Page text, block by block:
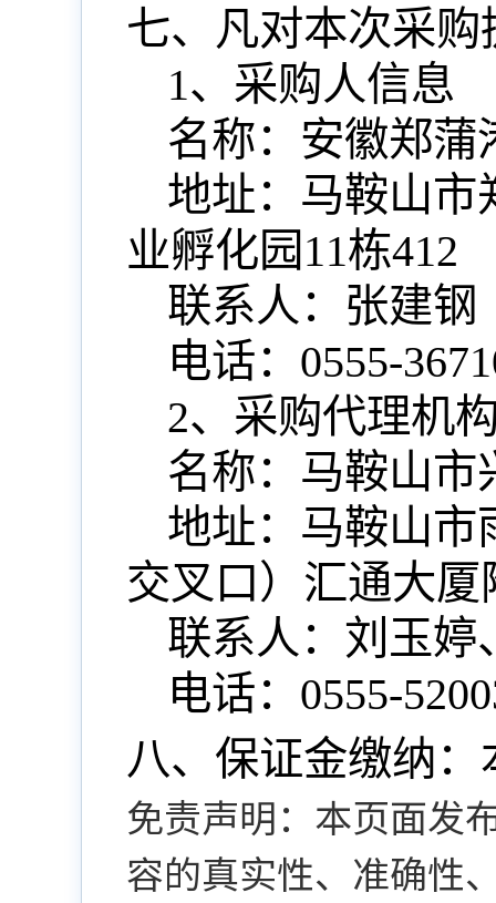
七、凡对本次采
1、采购人信息
名称： 安徽郑蒲
地址：马鞍山市
业孵化园11栋412
联系人： 张建钢
电话： 0555-
2、采购代理机
名称：马鞍山市
地址：马鞍山市
交叉口）汇通大厦
联系人： 刘玉婷
电话： 0555-520
八、保证金缴纳 ：
免责声明：本页面发
容的真实性、准确性